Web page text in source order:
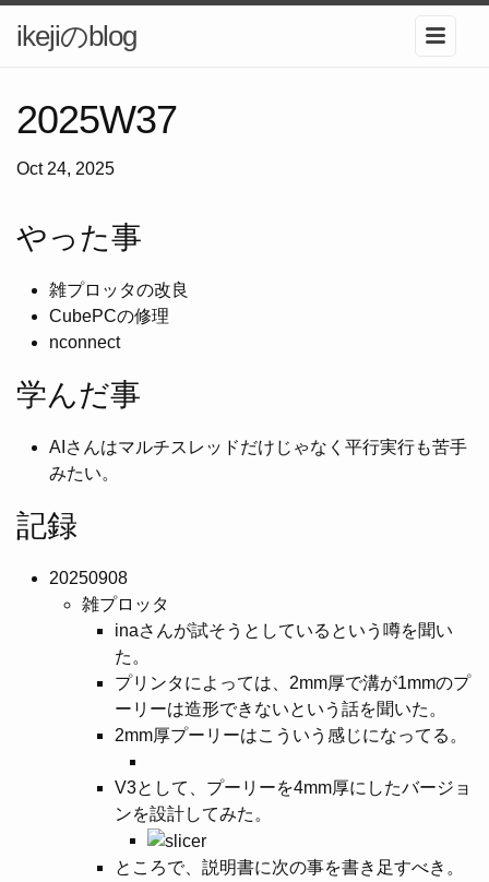
ikejiのblog
2025W37
Oct 24, 2025
やった事
雑プロッタの改良
CubePCの修理
nconnect
学んだ事
AIさんはマルチスレッドだけじゃなく平行実行も苦手
みたい。
記録
20250908
雑プロッタ
inaさんが試そうとしているという噂を聞い
た。
プリンタによっては、2mm厚で溝が1mmのプ
ーリーは造形できないという話を聞いた。
2mm厚プーリーはこういう感じになってる。
V3として、プーリーを4mm厚にしたバージョ
ンを設計してみた。
ところで、説明書に次の事を書き足すべき。